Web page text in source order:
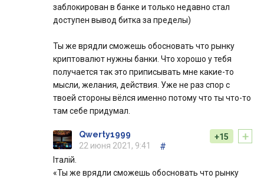
заблокирован в банке и только недавно стал
доступен вывод битка за пределы)
Ты же врядли сможешь обосновать что рынку
криптовалют нужны банки. Что хорошо у тебя
получается так это приписывать мне какие-то
мысли, желания, действия. Уже не раз спор с
твоей стороны вёлся именно потому что ты что-то
там себе придумал.
+
+15
Qwerty1999
22 июня 2021, 9:41
#
Італій.
«Ты же врядли сможешь обосновать что рынку